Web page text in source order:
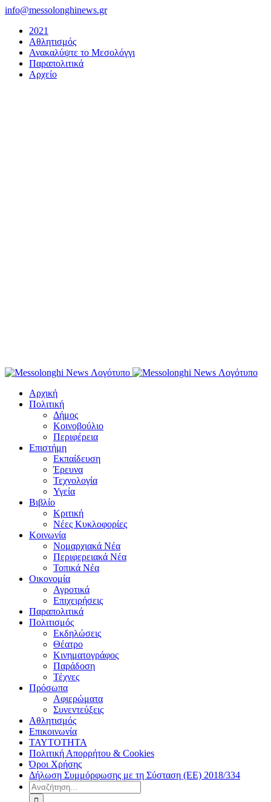
Μετάβαση
περιεχόμενο
info@messolonghinews.gr
2021
Αθλητισμός
Ανακαλύψτε το Μεσολόγγι
Παραπολιτικά
Αρχείο
Αρχική
Πολιτική
Δήμος
Κοινοβούλιο
Περιφέρεια
Επιστήμη
Εκπαίδευση
Έρευνα
Τεχνολογία
Υγεία
Βιβλίο
Κριτική
Νέες Κυκλοφορίες
Κοινωνία
Νομαρχιακά Νέα
Περιφερειακά Νέα
Τοπικά Νέα
Οικονομία
Αγροτικά
Επιχειρήσεις
Παραπολιτικά
Πολιτισμός
Εκδηλώσεις
Θέατρο
Κινηματογράφος
Παράδοση
Τέχνες
Πρόσωπα
Αφιερώματα
Συνεντεύξεις
Αθλητισμός
Επικοινωνία
ΤΑΥΤΟΤΗΤΑ
Πολιτική Απορρήτου & Cookies
Όροι Χρήσης
Δήλωση Συμμόρφωσης με τη Σύσταση (ΕΕ) 2018/334
Αναζήτηση
για: